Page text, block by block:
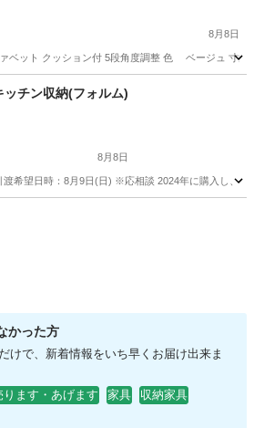
8月8日
ファベット クッション付 5段角度調整 色
ッチン収納(フォルム)
8月8日
渡希望日時：8月9日(日) ※応相談 2024年に購入し、1
かった方
けで、新着情報をいち早くお届け出来ま
ります・あげます 家具
収納家具